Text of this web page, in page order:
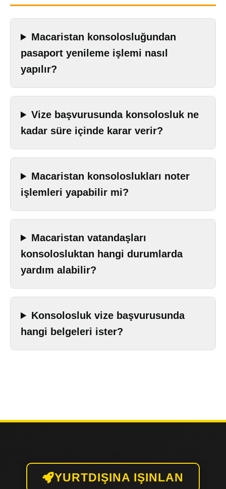
Macaristan konsolosluğundan
pasaport yenileme işlemi nasıl
yapılır?
Vize başvurusunda konsolosluk ne
kadar süre içinde karar verir?
Macaristan konsoloslukları noter
işlemleri yapabilir mi?
Macaristan vatandaşları
konsolosluktan hangi durumlarda
yardım alabilir?
Konsolosluk vize başvurusunda
hangi belgeleri ister?
YURTDIŞINA IŞINLAN